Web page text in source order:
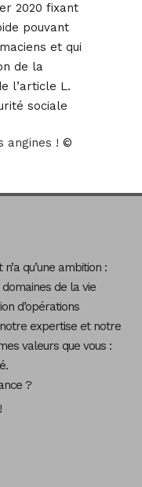
2020 fixant
pouvant
et qui
de la
l’article L.
sociale
angines ! ©
qu’une ambition :
de la vie
d’opérations
expertise et notre
valeurs que vous :
?